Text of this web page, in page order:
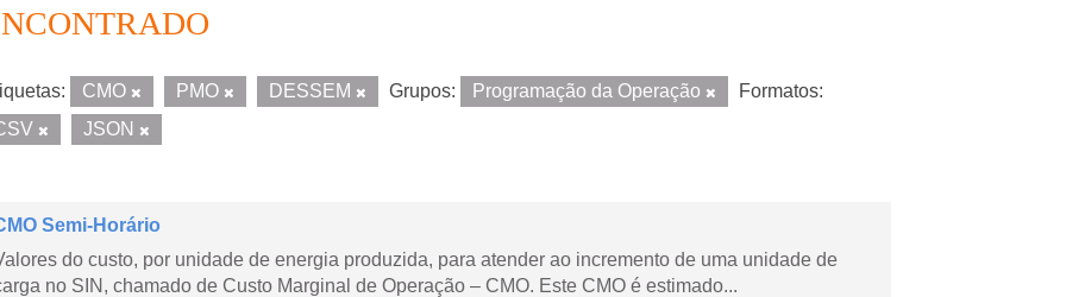
CMO PMO DESSEM Grupos: Programação da Operação
Formatos:
JSON
Semi-Horário
do custo, por unidade de energia produzida, para atender ao incremento de uma unidade de
no SIN, chamado de Custo Marginal de Operação – CMO. Este CMO é estimado...